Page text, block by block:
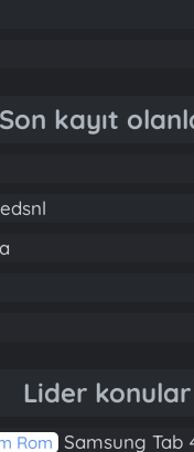
Son kayıt
Lider konular
Rom Samsung Tab 4 Sm-T230 Android